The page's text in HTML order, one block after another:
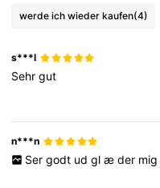
werde ich wieder kaufen(4)
s***l
Sehrgut
n***n
Ser godt ud gl æ der mig